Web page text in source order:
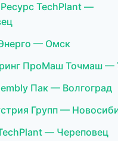
TechPlant —
— Омск
ПроМаш Точмаш —
Пак — Волгоград
Групп —
— Череповец